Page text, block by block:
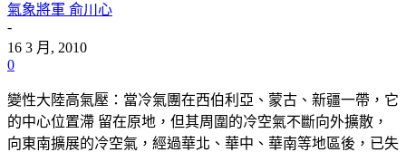
氣象將軍 俞川心
-
16 3 月, 2010
0
變性大陸高氣壓：當冷氣團在西伯利亞、蒙古、新疆一帶，它
的中心位置滯 留在原地，但其周圍的冷空氣不斷向外擴散，
向東南擴展的冷空氣，經過華北、華中、華南等地區後，已失